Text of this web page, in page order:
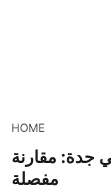
HOME
مقارنة
مفصلة